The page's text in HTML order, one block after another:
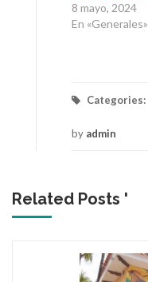
8 mayo, 2024
En «Generales»
Categories:
by admin
Related Posts '